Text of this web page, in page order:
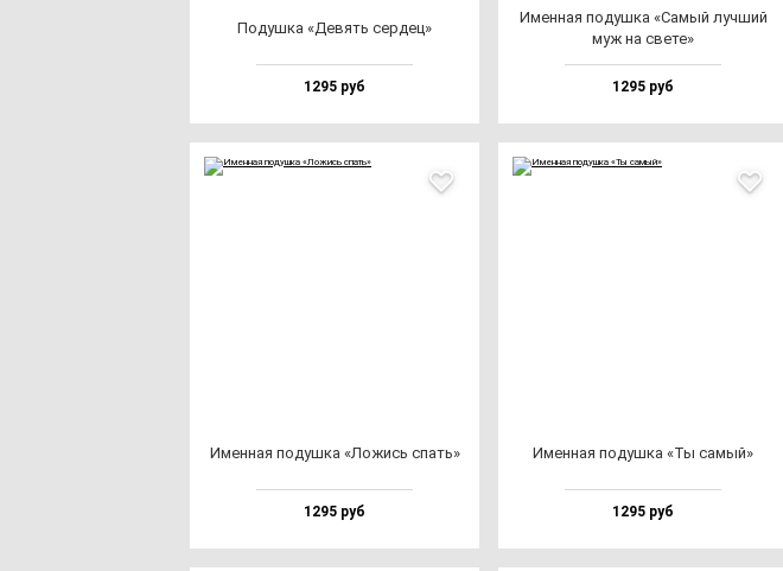
Подуш­ка «Девять cер­дец»
1295 руб
Имен­ная по­душ­ка «Самый луч­ший
муж на све­те»
1295 руб
Имен­ная по­душ­ка «Ложись спать»
1295 руб
Имен­ная по­душ­ка «Ты са­мый»
1295 руб